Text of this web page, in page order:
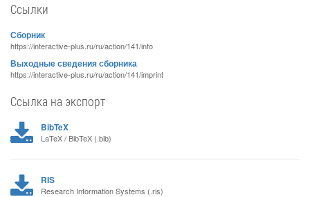
Ссылки
Сборник
https://interactive-plus.ru/ru/action/141/info
Выходные сведения сборника
https://interactive-plus.ru/ru/action/141/imprint
Ссылка на экспорт
BibTeX
LaTeX / BibTeX (.bib)
RIS
Research Information Systems (.ris)